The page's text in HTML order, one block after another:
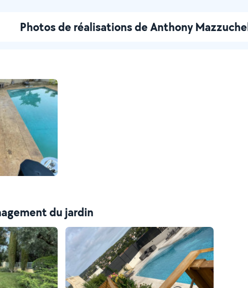
Photos de réalisations de Anthony
du jardin